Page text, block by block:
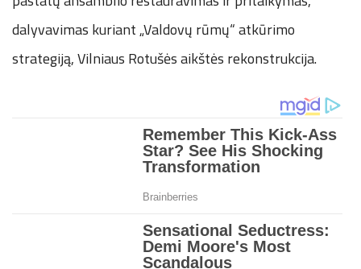
dalyvavimas kuriant „Valdovų rūmų“ atkūrimo
strategiją, Vilniaus Rotušės aikštės rekonstrukcija.